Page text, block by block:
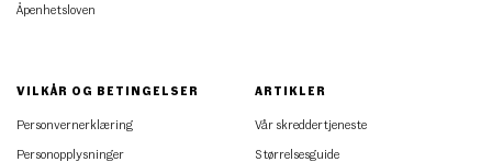
Åpenhetsloven
VILKÅR OG BETINGELSER
Personvernerklæring
Personopplysninger
ARTIKLER
Vår skreddertjeneste
Størrelsesguide